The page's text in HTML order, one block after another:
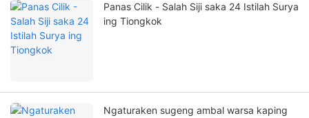
Panas Cilik - Salah Siji saka 24 Istilah Surya
ing Tiongkok
Ngaturaken sugeng ambal warsa kaping